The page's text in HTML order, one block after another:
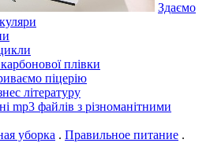
Здаємо
плівки
піцерію
літературу
mp3 файлів з різноманітними
уборка . Правильное питание .